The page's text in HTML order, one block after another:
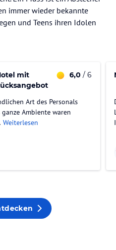
immer wieder bekannte
und Teens ihren Idolen
mit
6,0 / 6
Art des Personals
Ambiente waren
Weiterlesen